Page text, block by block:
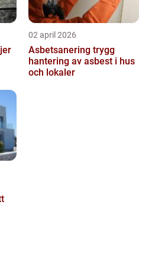
02 april 2026
Asbetsanering trygg
hantering av asbest i hus
och lokaler